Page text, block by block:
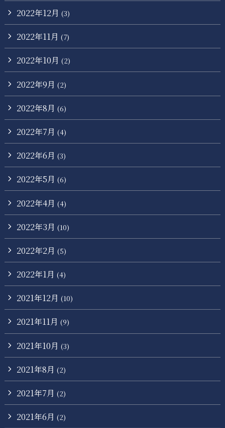
2022年12月 (3)
2022年11月 (7)
2022年10月 (2)
2022年9月 (2)
2022年8月 (6)
2022年7月 (4)
2022年6月 (3)
2022年5月 (6)
2022年4月 (4)
2022年3月 (10)
2022年2月 (5)
2022年1月 (4)
2021年12月 (10)
2021年11月 (9)
2021年10月 (3)
2021年8月 (2)
2021年7月 (2)
2021年6月 (2)